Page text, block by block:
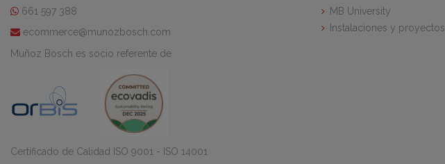
661 597 388
ecommerce@munozbosch.com
Muñoz Bosch es socio referente de
Certificado de Calidad ISO 9001 - ISO 14001
MB University
Instalaciones y proyectos